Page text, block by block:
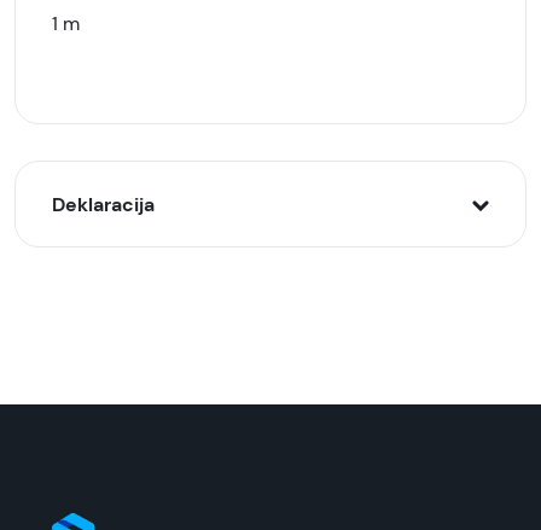
1 m
Deklaracija
Naziv i vrsta robe:
Bluetechmedia